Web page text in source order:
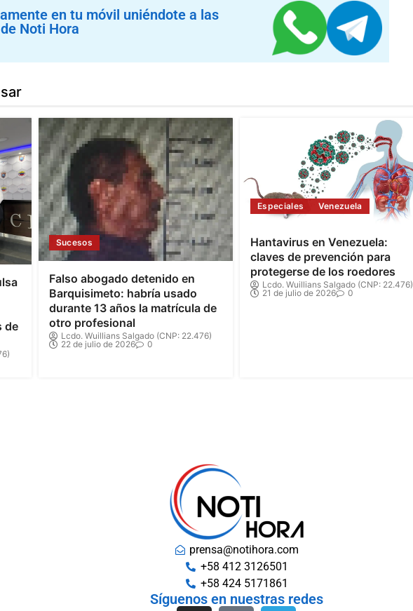
en tu móvil uniéndote a las
Noti Hora
de
Sucesos
Falso abogado detenido en
Barquisimeto: habría usado
durante 13 años la matrícula de
otro profesional
Lcdo. Wuillians Salgado (CNP: 22.476)
22 de julio de 2026
0
Especiales Venezuela
Hantavirus en Venezuela:
claves de prevención para
protegerse de los roedores
Lcdo. Wuillians Salgado (CNP: 22.476)
21 de julio de 2026
0
prensa@notihora.com
+58 412 3126501
+58 424 5171861
Síguenos en nuestras redes